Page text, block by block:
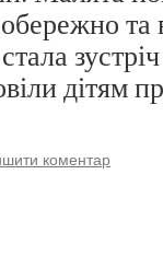
та
дітям
коментар